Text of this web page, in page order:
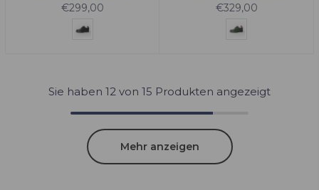
€299,00
€329,00
Sie haben 12 von 15 Produkten angezeigt
Mehr anzeigen